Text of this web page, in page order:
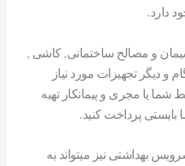
دارد.
و مصالح ساختمانی, کاشی ,
و دیگر تجهیزات مورد نیاز
شما یا مجری و پیمانکار تهیه
بایستی پرداخت کنید.
بهداشتی نیز میتواند به